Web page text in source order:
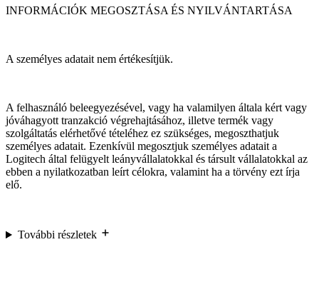
INFORMÁCIÓK MEGOSZTÁSA ÉS NYILVÁNTARTÁSA
A személyes adatait nem értékesítjük.
A felhasználó beleegyezésével, vagy ha valamilyen általa kért vagy
jóváhagyott tranzakció végrehajtásához, illetve termék vagy
szolgáltatás elérhetővé tételéhez ez szükséges, megoszthatjuk
személyes adatait. Ezenkívül megosztjuk személyes adatait a
Logitech által felügyelt leányvállalatokkal és társult vállalatokkal az
ebben a nyilatkozatban leírt célokra, valamint ha a törvény ezt írja
elő.
További részletek